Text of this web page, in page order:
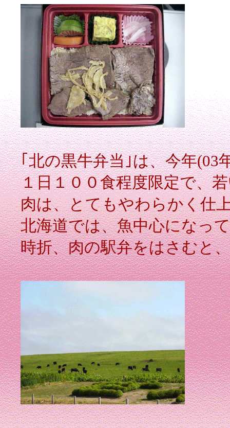
｢北の黒牛弁当｣は、今年(03
１日１００食程度限定で、
肉は、とてもやわらかく仕
北海道では、魚中心になっ
時折、肉の駅弁をはさむと